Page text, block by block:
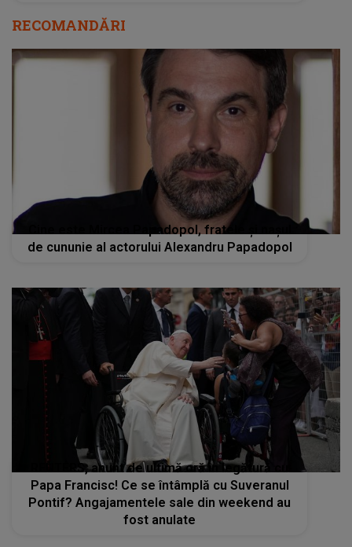
RECOMANDĂRI
Cine este Mircea Papadopol, fratele și nașul
de cununie al actorului Alexandru Papadopol
REUTERS, anunt de ultimă oră în legătură cu
Papa Francisc! Ce se întâmplă cu Suveranul
Pontif? Angajamentele sale din weekend au
fost anulate